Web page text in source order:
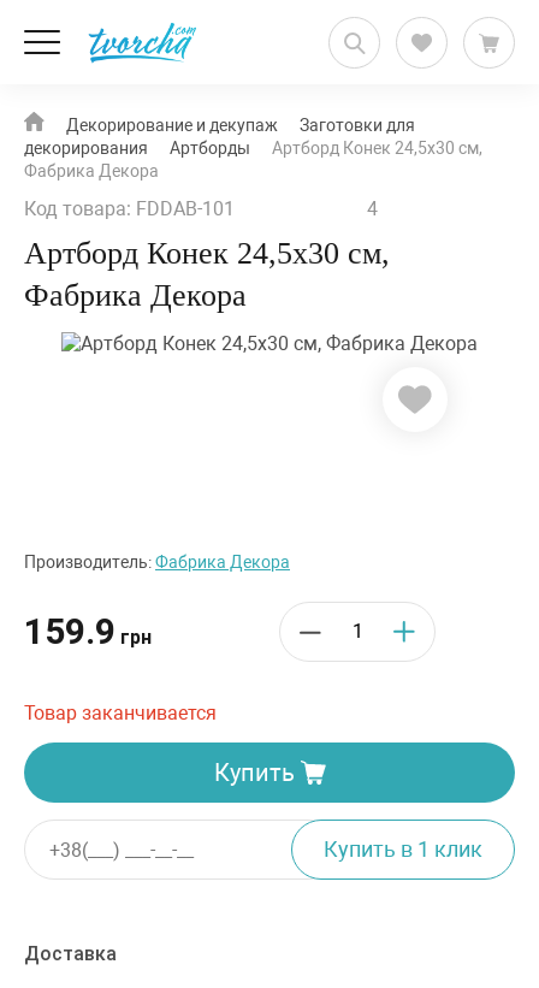
Декорирование и декупаж
Заготовки для
декорирования
Артборды
Артборд Конек 24,5х30 см,
Фабрика Декора
Код товара: FDDAB-101 4
Артборд Конек 24,5х30 см,
Фабрика Декора
Производитель:Фабрика Декора
159.9 грн
Товар заканчивается
Купить
Доставка